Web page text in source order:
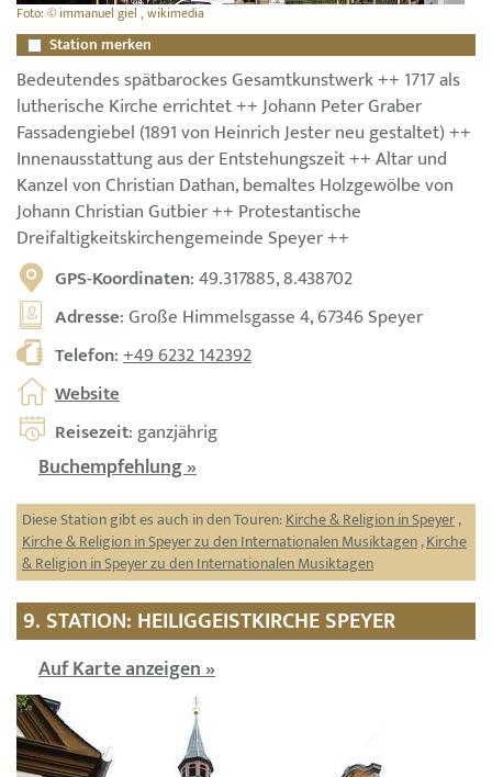
Foto: © immanuel giel , wikimedia
Station merken
Bedeutendes spätbarockes Gesamtkunstwerk ++ 1717 als
lutherische Kirche errichtet ++ Johann Peter Graber
Fassadengiebel (1891 von Heinrich Jester neu gestaltet) ++
Innenausstattung aus der Entstehungszeit ++ Altar und
Kanzel von Christian Dathan, bemaltes Holzgewölbe von
Johann Christian Gutbier ++ Protestantische
Dreifaltigkeitskirchengemeinde Speyer ++
GPS-Koordinaten: 49.317885, 8.438702
Adresse: Große Himmelsgasse 4, 67346 Speyer
Telefon:+49 6232 142392
Website
Reisezeit: ganzjährig
Buchempfehlung »
Diese Station gibt es auch in den Touren:Kirche & Religion in Speyer,
Kirche & Religion in Speyer zu den Internationalen Musiktagen,Kirche
& Religion in Speyer zu den Internationalen Musiktagen
9. STATION: HEILIGGEISTKIRCHE SPEYER
Auf Karte anzeigen »